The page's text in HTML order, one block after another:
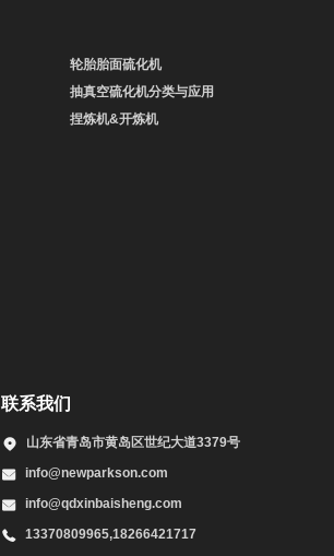
轮胎胎面硫化机
抽真空硫化机分类与应用
捏炼机&开炼机
联系我们
山东省青岛市黄岛区世纪大道3379号
info@newparkson.com
info@qdxinbaisheng.com
13370809965,18266421717